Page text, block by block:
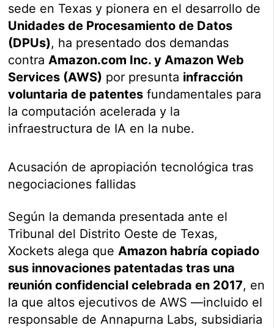
sede en Texas y pionera en el desarrollo de
Unidades de Procesamiento de Datos
(DPUs), ha presentado dos demandas
contraAmazon.com Inc. y Amazon Web
Services (AWS) por presunta infracción
voluntaria de patentes fundamentales para
la computación acelerada y la
infraestructura de IA en la nube.
Acusación de apropiación tecnológica tras
negociaciones fallidas
Según la demanda presentada ante el
Tribunal del Distrito Oeste de Texas,
Xockets alega queAmazon habría copiado
sus innovaciones patentadas tras una
reunión confidencial celebrada en 2017, en
la que altos ejecutivos de AWS —incluido el
responsable de Annapurna Labs, subsidiaria